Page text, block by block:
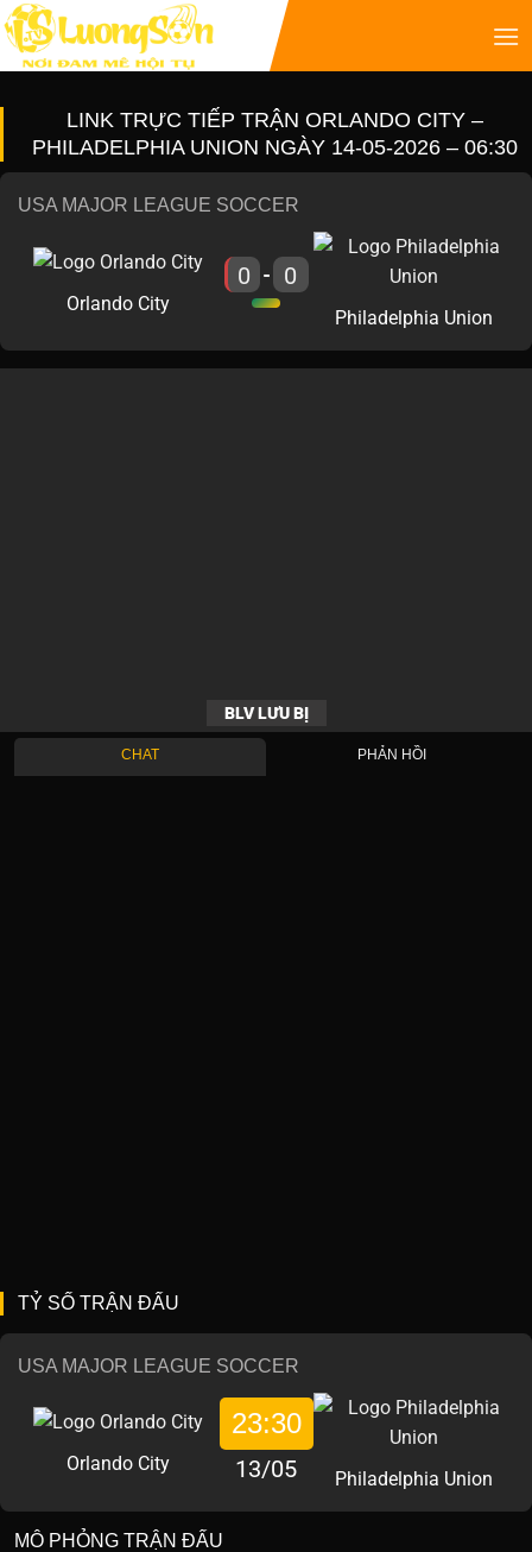
LINK TRỰC TIẾP TRẬN ORLANDO CITY –
PHILADELPHIA UNION NGÀY 14-05-2026 – 06:30
USA MAJOR LEAGUE SOCCER
Orlando City
0 - 0
Philadelphia Union
BLV LƯU BỊ
CHAT PHẢN HỒI
TỶ SỐ TRẬN ĐẤU
USA MAJOR LEAGUE SOCCER
Orlando City
23:30
13/05 Philadelphia Union
MÔ PHỎNG TRẬN ĐẤU